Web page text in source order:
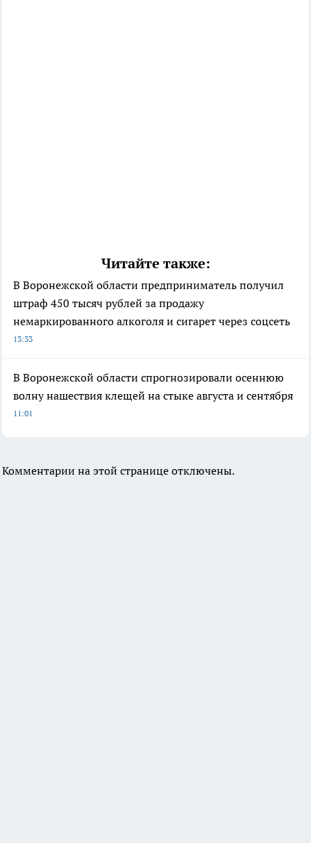
Читайте также:
В Воронежской области предприниматель получил
штраф 450 тысяч рублей за продажу
немаркированного алкоголя и сигарет через соцсеть
13:33
В Воронежской области спрогнозировали осеннюю
волну нашествия клещей на стыке августа и сентября
11:01
Комментарии на этой странице отключены.